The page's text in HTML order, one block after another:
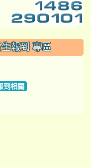
報到 專區
到相關